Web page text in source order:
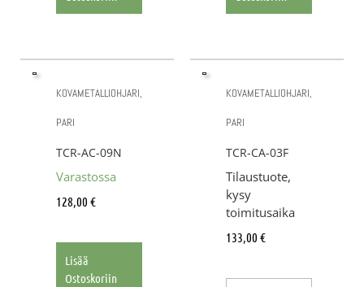
KOVAMETALLIOHJARI,
PARI
TCR-AC-09N
Varastossa
128,00 €
Lisää
Ostoskoriin
KOVAMETALLIOHJARI,
PARI
TCR-CA-03F
Tilaustuote,
kysy
toimitusaika
133,00 €